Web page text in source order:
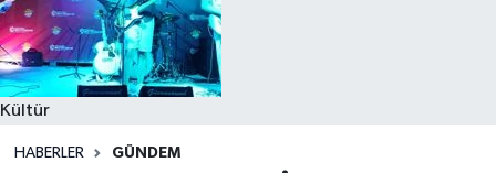
Kültür
HABERLER GÜNDEM